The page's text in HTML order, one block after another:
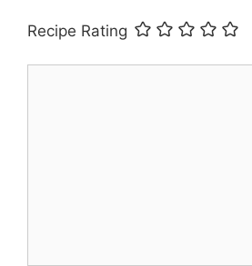
Recipe Rating